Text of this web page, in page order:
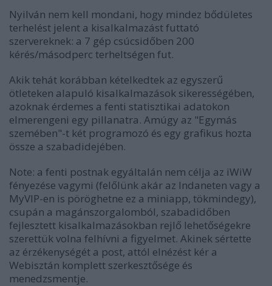
Nyilván nem kell mondani, hogy mindez bődületes
terhelést jelent a kisalkalmazást futtató
szervereknek: a 7 gép csúcsidőben 200
kérés/másodperc terheltségen fut.
Akik tehát korábban kételkedtek az egyszerű
ötleteken alapuló kisalkalmazások sikerességében,
azoknak érdemes a fenti statisztikai adatokon
elmerengeni egy pillanatra. Amúgy az "Egymás
szemében"-t két programozó és egy grafikus hozta
össze a szabadidejében.
Note: a fenti postnak egyáltalán nem célja az iWiW
fényezése vagymi (felőlünk akár az Indaneten vagy a
MyVIP-en is pöröghetne ez a miniapp, tökmindegy),
csupán a magánszorgalomból, szabadidőben
fejlesztett kisalkalmazásokban rejlő lehetőségekre
szerettük volna felhívni a figyelmet. Akinek sértette
az érzékenységét a post, attól elnézést kér a
Webisztán komplett szerkesztősége és
menedzsmentje.